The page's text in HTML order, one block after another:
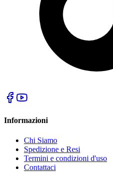
Informazioni
Chi Siamo
Spedizione e Resi
Termini e condizioni d'uso
Contattaci